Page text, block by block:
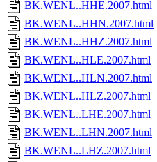
BK.WENL..HHE.2007.html
BK.WENL..HHN.2007.html
BK.WENL..HHZ.2007.html
BK.WENL..HLE.2007.html
BK.WENL..HLN.2007.html
BK.WENL..HLZ.2007.html
BK.WENL..LHE.2007.html
BK.WENL..LHN.2007.html
BK.WENL..LHZ.2007.html